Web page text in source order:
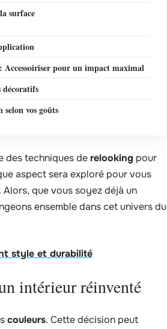
surface
Accessoiriser pour un impact maximal
selon vos goûts
des techniques derelooking pour
aspect sera exploré pour vous
que vous soyez déjà un
ensemble dans cet univers du
style et durabilité
intérieur réinventé
couleurs. Cette décision peut